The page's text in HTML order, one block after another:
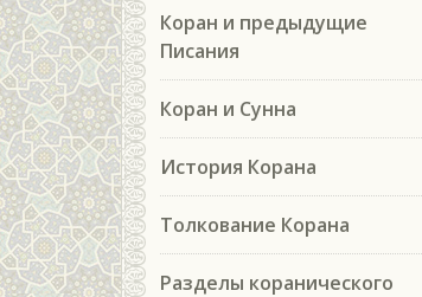
Коран и предыдущие
Писания
Коран и Сунна
История Корана
Толкование Корана
Разделы коранического